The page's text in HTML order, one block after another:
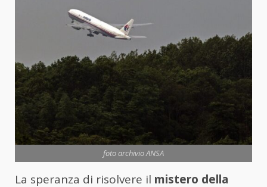
foto archivio ANSA
La speranza di risolvere il mistero della